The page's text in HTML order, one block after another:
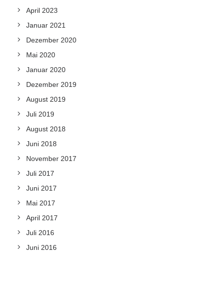
April 2023
Januar 2021
Dezember 2020
Mai 2020
Januar 2020
Dezember 2019
August 2019
Juli 2019
August 2018
Juni 2018
November 2017
Juli 2017
Juni 2017
Mai 2017
April 2017
Juli 2016
Juni 2016